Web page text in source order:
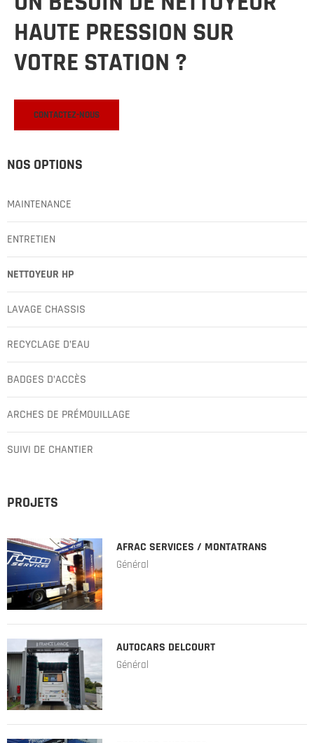
NOS OPTIONS
MAINTENANCE
ENTRETIEN
NETTOYEUR HP
LAVAGE CHASSIS
RECYCLAGE D’EAU
BADGES D’ACCÈS
ARCHES DE PRÉMOUILLAGE
SUIVI DE CHANTIER
PROJETS
AFRAC SERVICES / MONTATRANS
Général
AUTOCARS DELCOURT
Général
HAUTE PRESSION SUR
VOTRE STATION ?
CONTACTEZ-NOUS